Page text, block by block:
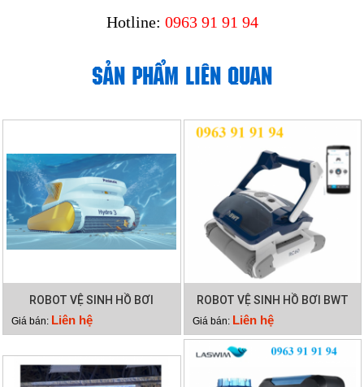
Hotline: 0963 91 91 94
SẢN PHẨM LIÊN QUAN
ROBOT VỆ SINH HỒ BƠI
HYDRO 3
Giá bán: Liên hệ
ROBOT VỆ SINH HỒ BƠI BWT
RC60
Giá bán: Liên hệ